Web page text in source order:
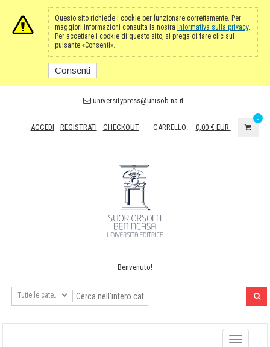
Questo sito richiede i cookie per funzionare correttamente. Per
maggiori informazioni consulta la nostra Informativa sulla privacy.
Per accettare i cookie di questo sito, si prega di fare clic sul
pulsante «Consenti».
Consenti
universitypress@unisob.na.it
ACCEDI REGISTRATI CHECKOUT CARRELLO: 0,00 € EUR
0
Benvenuto!
Toggle